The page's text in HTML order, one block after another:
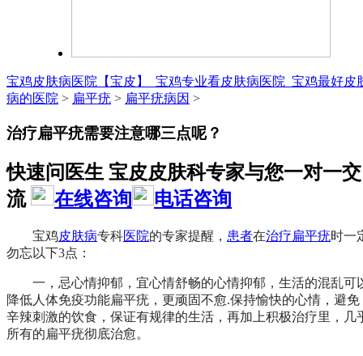
宝鸡皮肤病医院【宝皮】_宝鸡专业看皮肤病医院_宝鸡最好皮
病的医院 > 扁平疣 > 扁平疣病因 >
治疗扁平疣需要注意哪三点呢？
快速问医生 宝皮皮肤科专家与您一对一交
流
在线咨询 电话咨询
宝鸡皮肤病专科医院的专家提醒， 患者在治疗扁平疣时一
勿忘以下3点：
一，忌心情抑郁，宜心情舒畅的心情抑郁，生活的混乱可
降低人体免疫功能扁平疣，更顽固不愈.保持愉快的心情，避免
辛辣刺激的饮食，保证有规律的生活，再加上积极治疗里，几
所有的扁平疣彻底治愈。